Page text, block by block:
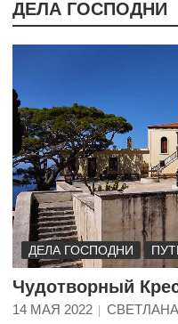
ДЕЛА ГОСПОДНИ
ДЕЛА ГОСПОДНИ
Чудотворный
14 МАЯ 2022
СВЕТЛАНА